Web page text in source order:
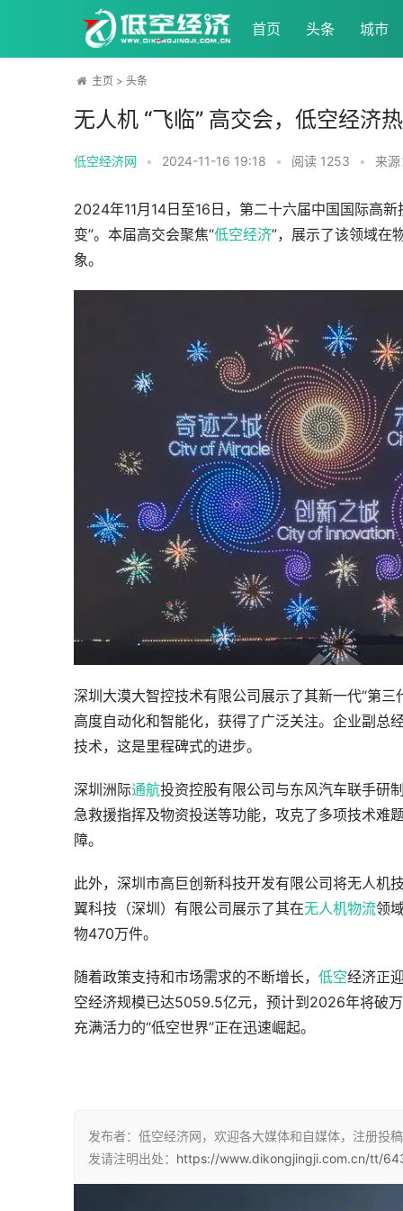
首页 头条 城市
主页 > 头条
无人机 “飞临” 高交会，低空经济
低空经济网 • 2024-11-16 19:18 • 阅读 1253 • 来
2024年11月14日至16日，第二十六届中国国际高
变”。本届高交会聚焦“低空经济”，展示了该领域在
象。
深圳大漠大智控技术有限公司展示了其新一代“第三
高度自动化和智能化，获得了广泛关注。企业副总
技术，这是里程碑式的进步。
深圳洲际通航投资控股有限公司与东风汽车联手研
急救援指挥及物资投送等功能，攻克了多项技术难
障。
此外，深圳市高巨创新科技开发有限公司将无人机
翼科技（深圳）有限公司展示了其在无人机物流领
物470万件。
随着政策支持和市场需求的不断增长， 低空经济正
空经济规模已达5059.5亿元，预计到2026年将破
充满活力的“低空世界”正在迅速崛起。
发布者：低空经济网，欢迎各大媒体和自媒体，注册投
发请注明出处： https://www.dikongjingji.com.cn/tt/